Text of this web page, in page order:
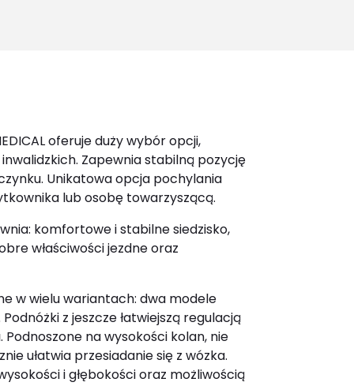
oferuje duży wybór opcji,
Zapewnia stabilną pozycję
Unikatowa opcja pochylania
lub osobę towarzyszącą.
komfortowe i stabilne siedzisko,
właściwości jezdne oraz
w wielu wariantach: dwa modele
z jeszcze łatwiejszą regulacją
na wysokości kolan, nie
ułatwia przesiadanie się z wózka.
i głębokości oraz możliwością